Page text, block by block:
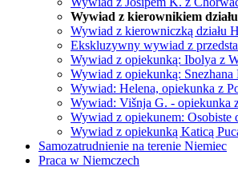
Wywiad z kierownikiem
Wywiad z kierowniczką działu
Ekskluzywny wywiad z
Wywiad z opiekunką: Ibolya z
Wywiad z opiekunką: Snezhana
Wywiad: Helena, opiekunka z
Wywiad: Višnja G. - opiekunka
Wywiad z opiekunem: Osobiste
Wywiad z opiekunką Katicą
Samozatrudnienie na terenie Niemiec
Praca w Niemczech